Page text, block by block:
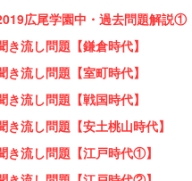
広尾学園中・過去問題解説①
き流し問題【鎌倉時代】
き流し問題【室町時代】
き流し問題【戦国時代】
き流し問題【安土桃山時代】
き流し問題【江戸時代①】